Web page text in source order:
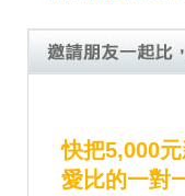
快把5,000
愛比的一對